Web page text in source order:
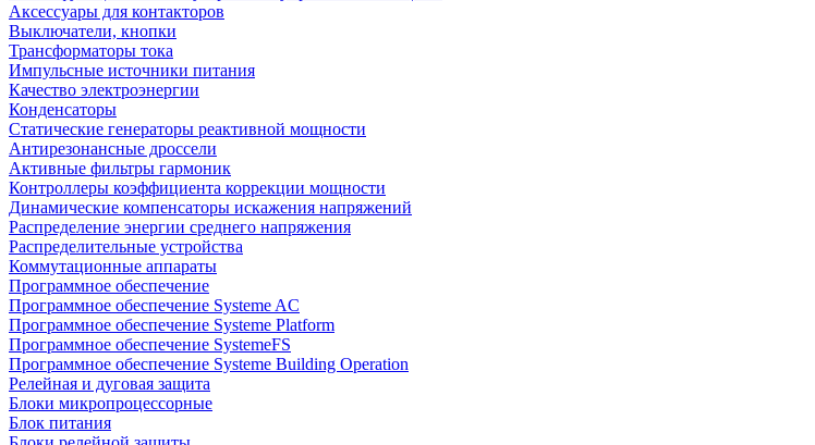
Аксессуары для контакторов
Выключатели, кнопки
Трансформаторы тока
Импульсные источники питания
Качество электроэнергии
Конденсаторы
Статические генераторы реактивной мощности
Антирезонансные дроссели
Активные фильтры гармоник
Контроллеры коэффициента коррекции мощности
Динамические компенсаторы искажения напряжений
Распределение энергии среднего напряжения
Распределительные устройства
Коммутационные аппараты
Программное обеспечение
Программное обеспечение Systeme AC
Программное обеспечение Systeme Platform
Программное обеспечение SystemeFS
Программное обеспечение Systeme Building Operation
Релейная и дуговая защита
Блоки микропроцессорные
Блок питания